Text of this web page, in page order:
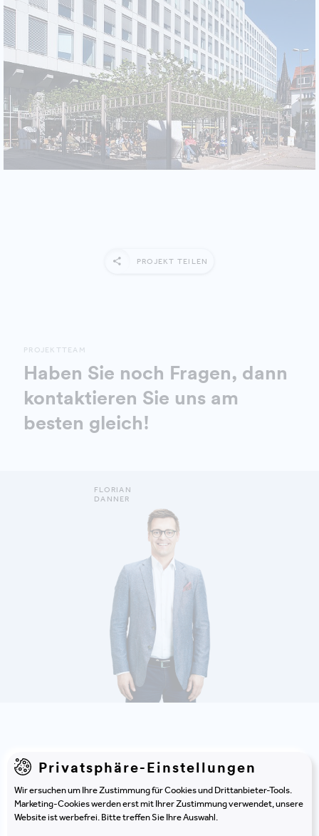
PROJEKT TEILEN
PROJEKTTEAM
Haben Sie noch Fragen, dann
kontaktieren Sie uns am
besten gleich!
DETAILS ANZEIGEN
FLORIAN
DANNER
Entdecken Sie noch mehr
interessanteKunden &
Privatsphäre-Einstellungen
Wir ersuchen um Ihre Zustimmung für Cookies und Drittanbieter-Tools.
Marketing-Cookies werden erst mit Ihrer Zustimmung verwendet, unsere
Website ist werbefrei. Bitte treffen Sie Ihre Auswahl.